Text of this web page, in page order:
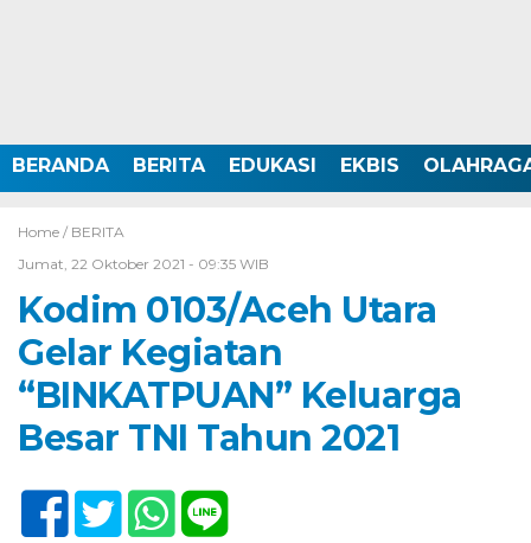
BERANDA BERITA EDUKASI EKBIS
Home / BERITA
Jumat, 22 Oktober 2021 - 09:35 WIB
Kodim 0103/Aceh Utara
Gelar Kegiatan
“BINKATPUAN” Keluarga
Besar TNI Tahun 2021